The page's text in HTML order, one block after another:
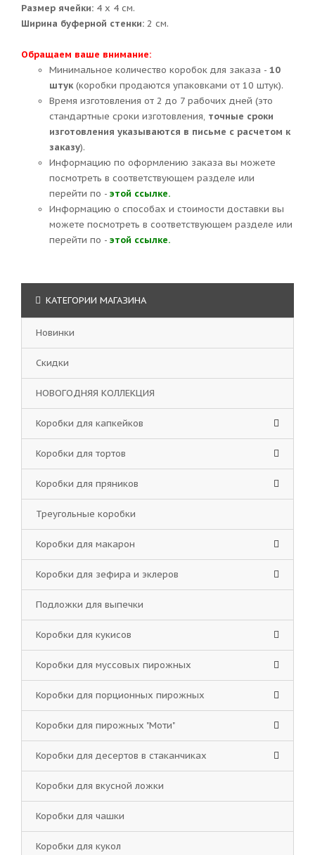
Размер ячейки: 4 х 4 см.
Ширина буферной стенки: 2 см.
Обращаем ваше внимание:
Минимальное количество коробок для заказа - 10
штук(коробки продаются упаковками от 10 штук).
Время изготовления от 2 до 7 рабочих дней (это
стандартные сроки изготовления, точные сроки
изготовления указываются в письме с расчетом к
заказу).
Информацию по оформлению заказа вы можете
посмотреть в соответствующем разделе или
перейти по - этой ссылке.
Информацию о способах и стоимости доставки вы
можете посмотреть в соответствующем разделе или
перейти по - этой ссылке.
КАТЕГОРИИ МАГАЗИНА
Новинки
Скидки
НОВОГОДНЯЯ КОЛЛЕКЦИЯ
Коробки для капкейков
Коробки для тортов
Коробки для пряников
Треугольные коробки
Коробки для макарон
Коробки для зефира и эклеров
Подложки для выпечки
Коробки для кукисов
Коробки для муссовых пирожных
Коробки для порционных пирожных
Коробки для пирожных "Моти"
Коробки для десертов в стаканчиках
Коробки для вкусной ложки
Коробки для чашки
Коробки для кукол